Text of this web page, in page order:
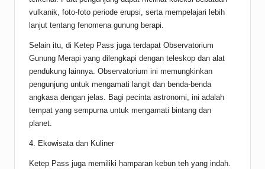
vulkanik, foto-foto periode erupsi, serta mempelajari lebih
lanjut tentang fenomena gunung berapi.
Selain itu, di Ketep Pass juga terdapat Observatorium
Gunung Merapi yang dilengkapi dengan teleskop dan alat
pendukung lainnya. Observatorium ini memungkinkan
pengunjung untuk mengamati langit dan benda-benda
angkasa dengan jelas. Bagi pecinta astronomi, ini adalah
tempat yang sempurna untuk mengamati bintang dan
planet.
4. Ekowisata dan Kuliner
Ketep Pass juga memiliki hamparan kebun teh yang indah.